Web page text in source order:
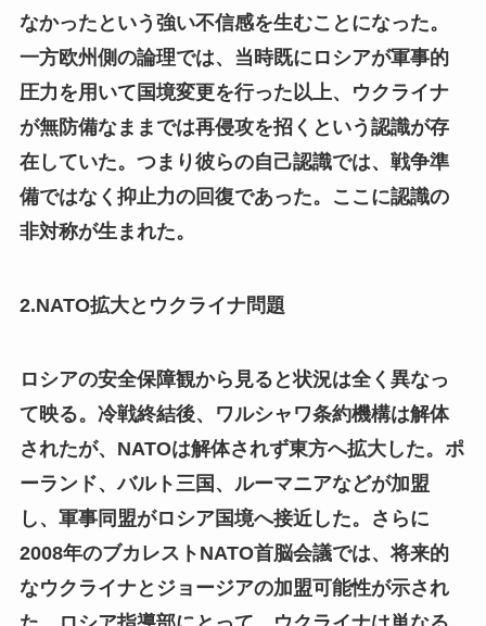
なかったという強い不信感を生むことになった。
一方欧州側の論理では、当時既にロシアが軍事的
圧力を用いて国境変更を行った以上、ウクライナ
が無防備なままでは再侵攻を招くという認識が存
在していた。つまり彼らの自己認識では、戦争準
備ではなく抑止力の回復であった。ここに認識の
非対称が生まれた。
2.NATO拡大とウクライナ問題
ロシアの安全保障観から見ると状況は全く異なっ
て映る。冷戦終結後、ワルシャワ条約機構は解体
されたが、NATOは解体されず東方へ拡大した。ポ
ーランド、バルト三国、ルーマニアなどが加盟
し、軍事同盟がロシア国境へ接近した。さらに
2008年のブカレストNATO首脳会議では、将来的
なウクライナとジョージアの加盟可能性が示され